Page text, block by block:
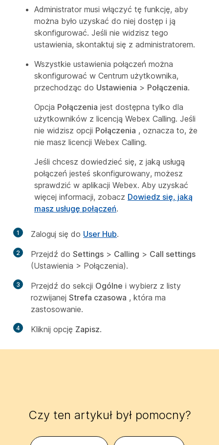
Administrator musi włączyć tę funkcję, aby
można było uzyskać do niej dostęp i ją
skonfigurować. Jeśli nie widzisz tego
ustawienia, skontaktuj się z administratorem.
Wszystkie ustawienia połączeń można
skonfigurować w Centrum użytkownika,
przechodząc do Ustawienia > Połączenia.
Opcja Połączenia jest dostępna tylko dla
użytkowników z licencją Webex Calling. Jeśli
nie widzisz opcji Połączenia , oznacza to, że
nie masz licencji Webex Calling.
Jeśli chcesz dowiedzieć się, z jaką usługą
połączeń jesteś skonfigurowany, możesz
sprawdzić w aplikacji Webex. Aby uzyskać
więcej informacji, zobacz Dowiedz się, jaką
masz usługę połączeń.
1 Zaloguj się do User Hub.
2 Przejdź do Settings > Calling > Call settings
(Ustawienia > Połączenia).
3 Przejdź do sekcji Ogólne i wybierz z listy
rozwijanej Strefa czasowa , która ma
zastosowanie.
4 Kliknij opcję Zapisz.
Czy ten artykuł był pomocny?